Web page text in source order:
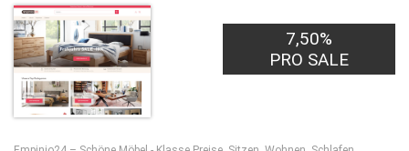
7,50%
PRO SALE